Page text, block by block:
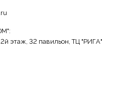
этаж, 32 павильон, ТЦ "РИГА"